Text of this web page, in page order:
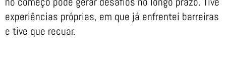
experiências próprias, em que já enfrentei barreiras
e tive que recuar.